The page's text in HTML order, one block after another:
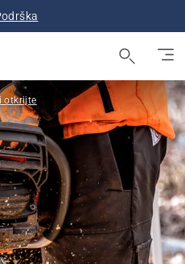
otkrijte